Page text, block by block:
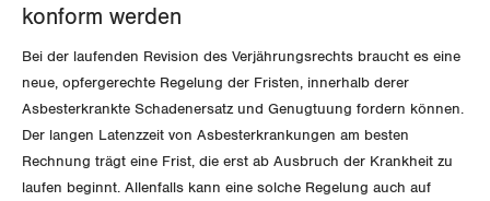
Vorstand
Präsidialausschuss
Feministische Kommission
Jugendkommission
KANTONALE BÜNDE
Aargau
Beide Basel
ANGESCHLOSSENE VERBÄNDE
OFFENE STELLEN
Artikel
Medienmitteilungen
Dossier
Vernehmlassungen
Blog
Blog Daniel Lampart
Der Europa-Blog
Kontakt
konform werden
Bei der laufenden Revision des Verjährungsrechts braucht es eine
neue, opfergerechte Regelung der Fristen, innerhalb derer
Asbesterkrankte Schadenersatz und Genugtuung fordern können.
Der langen Latenzzeit von Asbesterkrankungen am besten
Rechnung trägt eine Frist, die erst ab Ausbruch der Krankheit zu
laufen beginnt. Allenfalls kann eine solche Regelung auch auf